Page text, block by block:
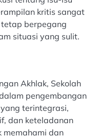
kritis sangat
berpegang
situasi yang sulit.
Akhlak, Sekolah
pengembangan
terintegrasi,
dan keteladanan
memahami dan